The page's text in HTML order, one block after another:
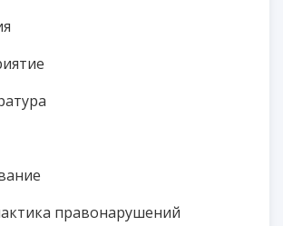
правонарушений